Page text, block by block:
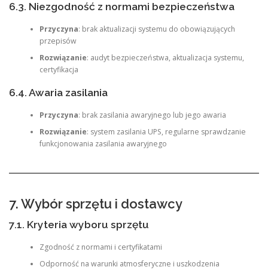
6.3. Niezgodność z normami bezpieczeństwa
Przyczyna: brak aktualizacji systemu do obowiązujących
przepisów
Rozwiązanie: audyt bezpieczeństwa, aktualizacja systemu,
certyfikacja
6.4. Awaria zasilania
Przyczyna: brak zasilania awaryjnego lub jego awaria
Rozwiązanie: system zasilania UPS, regularne sprawdzanie
funkcjonowania zasilania awaryjnego
7. Wybór sprzętu i dostawcy
7.1. Kryteria wyboru sprzętu
Zgodność z normami i certyfikatami
Odporność na warunki atmosferyczne i uszkodzenia